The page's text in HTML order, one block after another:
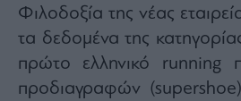
Φιλοδοξία της νέας
τα δεδομένα της
πρώτο ελληνικό running
προδιαγραφών